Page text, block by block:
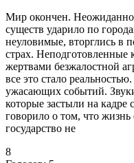
Мир окончен.
существ ударило по
неуловимые, вторглись в
страх. Неподготовленные
жертвами безжалостной
все это стало
ужасающих событий.
которые застыли на
говорило о том, что
государство не
8